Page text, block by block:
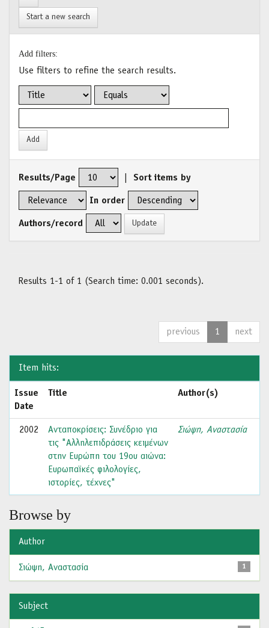
Start a new search
Add filters:
Use filters to refine the search results.
Results/Page Sort items by
In order
Authors/record
Results 1-1 of 1 (Search time: 0.001 seconds).
previous 1 next
Item hits:
Issue
Date
Title Author(s)
2002
Ανταποκρίσεις: Συνέδριο για
τις "Αλληλεπιδράσεις κειμένων
στην Ευρώπη του 19ου αιώνα:
Ευρωπαϊκές φιλολογίες,
ιστορίες, τέχνες"
Σιώψη, Αναστασία
Browse by
Author
1
Σιώψη, Αναστασία
Subject